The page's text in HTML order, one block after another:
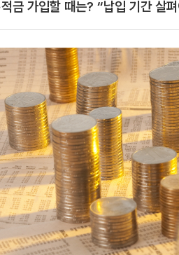
적금 가입할 때는? “납입 기간 살